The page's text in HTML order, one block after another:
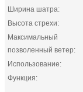
Ширина шатра:
Высота стрехи:
Максимальный
позволенный ветер:
Использование:
Функция: